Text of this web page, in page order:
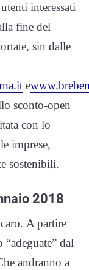
interessati
fine del
sin dalle
e
sconto-open
con lo
imprese,
sostenibili.
2018
A partire
dal
andranno a